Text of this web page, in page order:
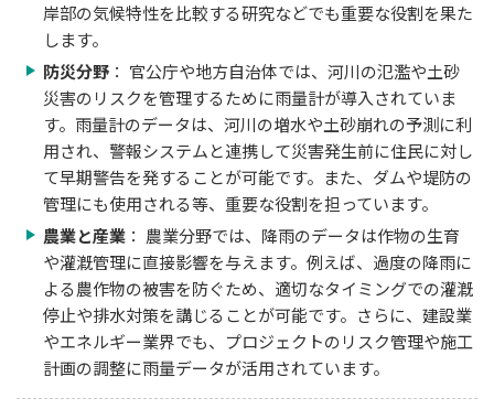
岸部の気候特性を比較する研究などでも重要な役割を果た
します。
防災分野： 官公庁や地方自治体では、河川の氾濫や土砂
災害のリスクを管理するために雨量計が導入されていま
す。雨量計のデータは、河川の増水や土砂崩れの予測に利
用され、警報システムと連携して災害発生前に住民に対し
て早期警告を発することが可能です。また、ダムや堤防の
管理にも使用される等、重要な役割を担っています。
農業と産業： 農業分野では、降雨のデータは作物の生育
や灌漑管理に直接影響を与えます。例えば、過度の降雨に
よる農作物の被害を防ぐため、適切なタイミングでの灌漑
停止や排水対策を講じることが可能です。さらに、建設業
やエネルギー業界でも、プロジェクトのリスク管理や施工
計画の調整に雨量データが活用されています。